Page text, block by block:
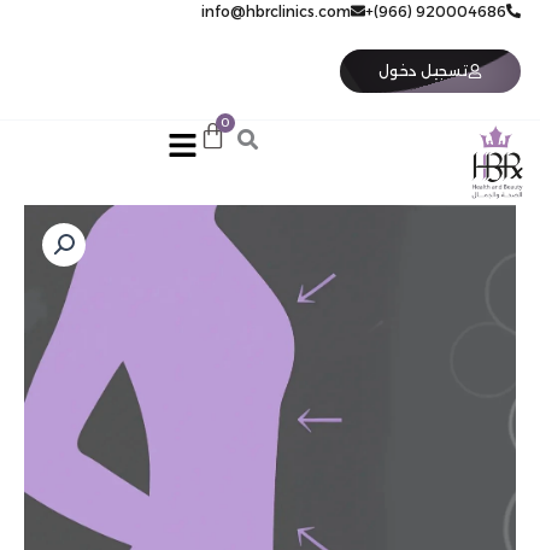
تخطي
المحتوى
920004686 (966)+
info@hbrclinics.com
تسجيل دخول